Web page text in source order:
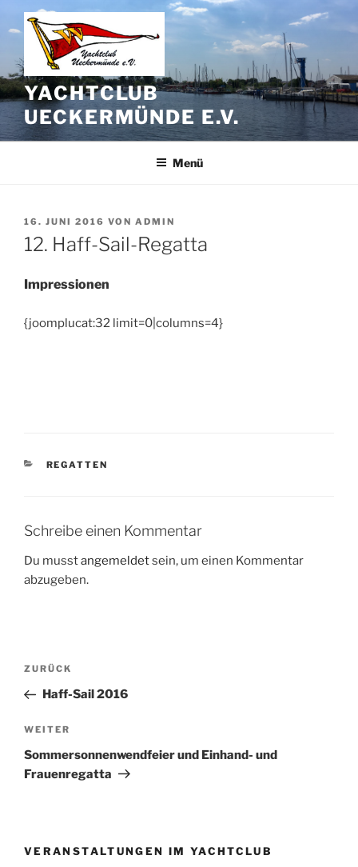
Zum
Inhalt
springen
YACHTCLUB
UECKERMÜNDE E.V.
Menü
VERÖFFENTLICHT
AM
16. JUNI 2016 VON ADMIN
12. Haff-Sail-Regatta
Impressionen
{joomplucat:32 limit=0|columns=4}
KATEGORIEN
REGATTEN
Schreibe einen Kommentar
Du musstangemeldetsein, um einen Kommentar
abzugeben.
Beitragsnavigation
Vorheriger
Beitrag
ZURÜCK
Haff-Sail 2016
Nächster
Beitrag
WEITER
Sommersonnenwendfeier und Einhand- und
Frauenregatta
VERANSTALTUNGEN IM YACHTCLUB